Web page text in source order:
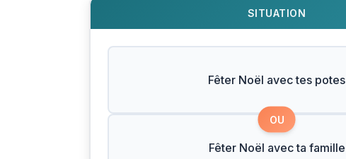
SITUATION
Fêter Noël avec tes potes
OU
Fêter Noël avec ta famille